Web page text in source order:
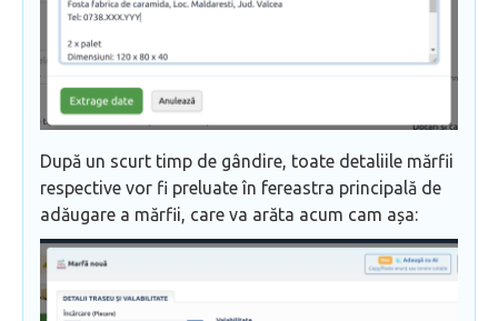
După un scurt timp de gândire, toate detaliile mărfii
respective vor fi preluate în fereastra principală de
adăugare a mărfii, care va arăta acum cam așa: